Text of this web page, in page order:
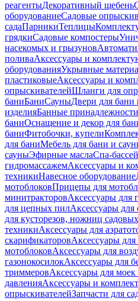
реагентыДекоративный щебень
оборудованиеСадовые
садаПарникиТеплицы
грядкиСадовые компостеры
насекомых и грызунов
поливаАксессуары и
оборудованияУкрывные
пластиковыеАксессуары и
опрыскивателейШланги для
баниБаниСауныДвери для бани
изделияБанные принадлежности
баниОснащение и декор для
баниФитобочки, купели
для баниМебель для бани и
сауныЭфирные маслаСпа-
гидромассажемАксессуары и
техникиНавесное оборудование
мотоблоковПрицепы для
минитракторовАксессуары для
для цепных пилАксессуары для
для кусторезов, ножниц садовых
техникиАксессуары для
скарификаторовАксессуары для
мотоблоковАксессуары для
газонокосилокАксессуары для
триммеровАксессуары для моек
давленияАксессуары и
опрыскивателейЗапчасти для